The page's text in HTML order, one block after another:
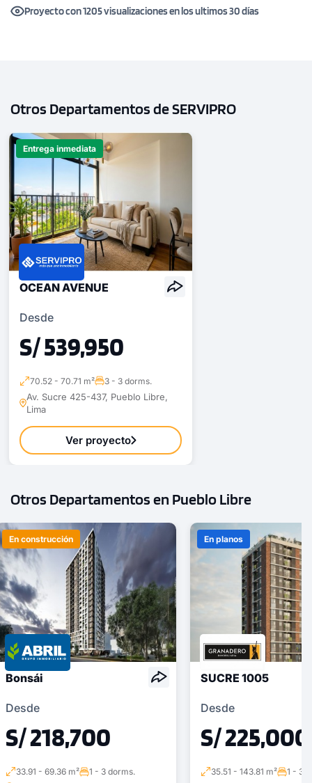
Proyecto con 1205 visualizaciones en los ultimos 30 días
Otros Departamentos de SERVIPRO
Entrega inmediata
OCEAN AVENUE
Desde
S/ 539,950
70.52 - 70.71 m² 3 - 3 dorms.
Av. Sucre 425-437, Pueblo Libre,
Lima
Ver proyecto
Otros Departamentos en Pueblo Libre
En construcción
Bonsái
Desde
S/ 218,700
33.91 - 69.36 m² 1 - 3 dorms.
En planos
SUCRE 1005
Desde
S/ 225,000
35.51 - 143.81 m² 1 - 3